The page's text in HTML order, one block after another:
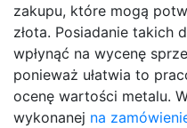
zakupu, które mogą
złota. Posiadanie takich
wpłynąć na wycenę
ponieważ ułatwia to
ocenę wartości metalu.
wykonanej na